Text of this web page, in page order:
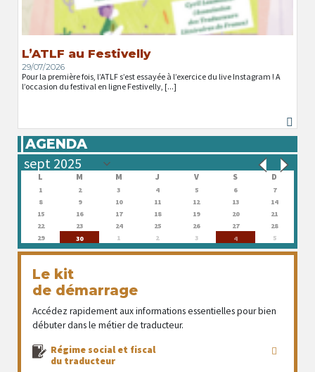
L’ATLF au Festivelly
29/07/2026
Pour la première fois, l’ATLF s’est essayée à l’exercice du live Instagram ! A
l’occasion du festival en ligne Festivelly, [...]
AGENDA
L M M J V S D
1 2 3 4 5 6
7
8
9 10 11 12 13
14
15
16 17 18 19 20
21
22
23 24 25 26 27
28
29
30 1 2 3 4 5
Le kit
de démarrage
Accédez rapidement aux informations essentielles pour bien
débuter dans le métier de traducteur.
Régime social et fiscal
du traducteur